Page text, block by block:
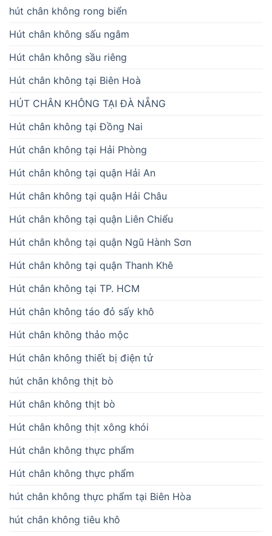
hút chân không rong biển
Hút chân không sấu ngâm
Hút chân không sầu riêng
Hút chân không tại Biên Hoà
HÚT CHÂN KHÔNG TẠI ĐÀ NẴNG
Hút chân không tại Đồng Nai
Hút chân không tại Hải Phòng
Hút chân không tại quận Hải An
Hút chân không tại quận Hải Châu
Hút chân không tại quận Liên Chiểu
Hút chân không tại quận Ngũ Hành Sơn
Hút chân không tại quận Thanh Khê
Hút chân không tại TP. HCM
Hút chân không táo đỏ sấy khô
Hút chân không thảo mộc
Hút chân không thiết bị điện tử
hút chân không thịt bò
Hút chân không thịt bò
Hút chân không thịt xông khói
Hút chân không thực phẩm
Hút chân không thực phẩm
hút chân không thực phẩm tại Biên Hòa
hút chân không tiêu khô